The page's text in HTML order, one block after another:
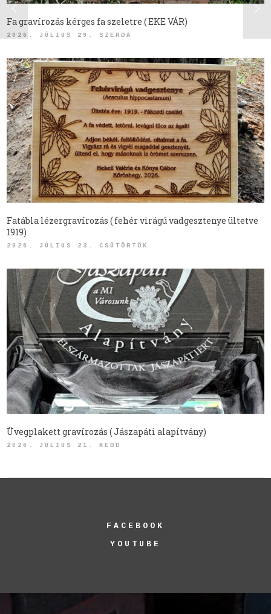
Fa gravírozás kérges fa szeletre ( EKE VÁR)
2026. JÚLIUS 29. SZERDA
Fatábla lézergravírozás ( fehér virágú vadgesztenye ültetve
1919)
2026. JÚLIUS 23. CSÜTÖRTÖK
Üvegplakett gravírozás ( Jászapáti alapítvány)
2026. JÚLIUS 21. KEDD
FACEBOOK
YOUTUBE